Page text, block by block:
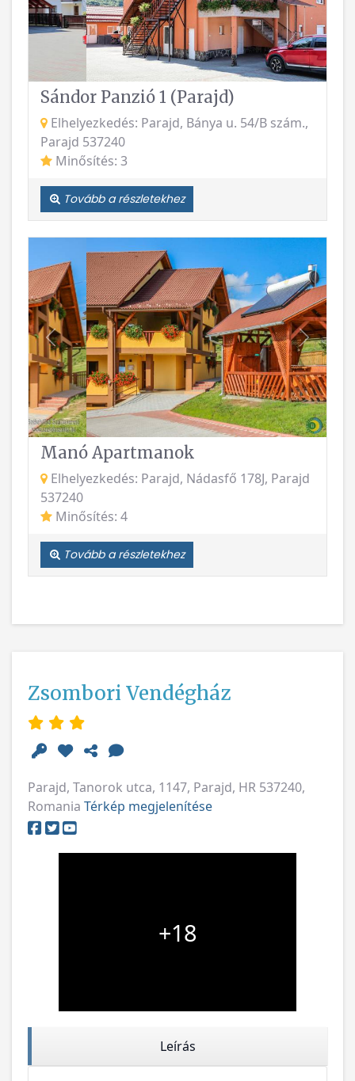
Sándor Panzió 1 (Parajd)
Elhelyezkedés: Parajd, Bánya u. 54/B szám.,
Parajd 537240
Minősítés: 3
Tovább a részletekhez
Vissza
Manó Apartmanok
Elhelyezkedés: Parajd, Nádasfő 178J, Parajd
537240
Minősítés: 4
Tovább a részletekhez
Zsombori Vendégház
Parajd, Tanorok utca, 1147, Parajd, HR 537240,
Romania Térkép megjelenítése
+18
Leírás